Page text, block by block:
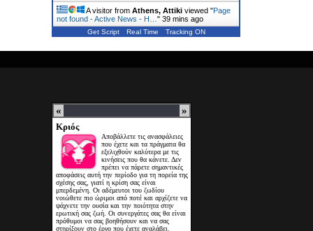
A visitor from Athens, Attiki viewed "Page
not found - Active News - Η… " 39 mins ago
Get Script Real Time Tracking ON